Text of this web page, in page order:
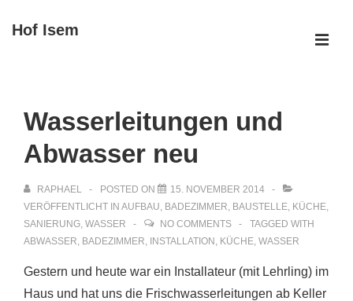
ZumHof Isem
Wasserleitungen und
Abwasser neu
RAPHAEL POSTED ON
15. NOVEMBER 2014
VERÖFFENTLICHT IN AUFBAU, BADEZIMMER, BAUSTELLE, KÜCHE,
SANIERUNG, WASSER NO COMMENTS
TAGGED WITH
ABWASSER, BADEZIMMER, INSTALLATION , KÜCHE, WASSER
Gestern und heute war ein Installateur (mit Lehrling) im
Haus und hat uns die Frischwasserleitungen ab Keller